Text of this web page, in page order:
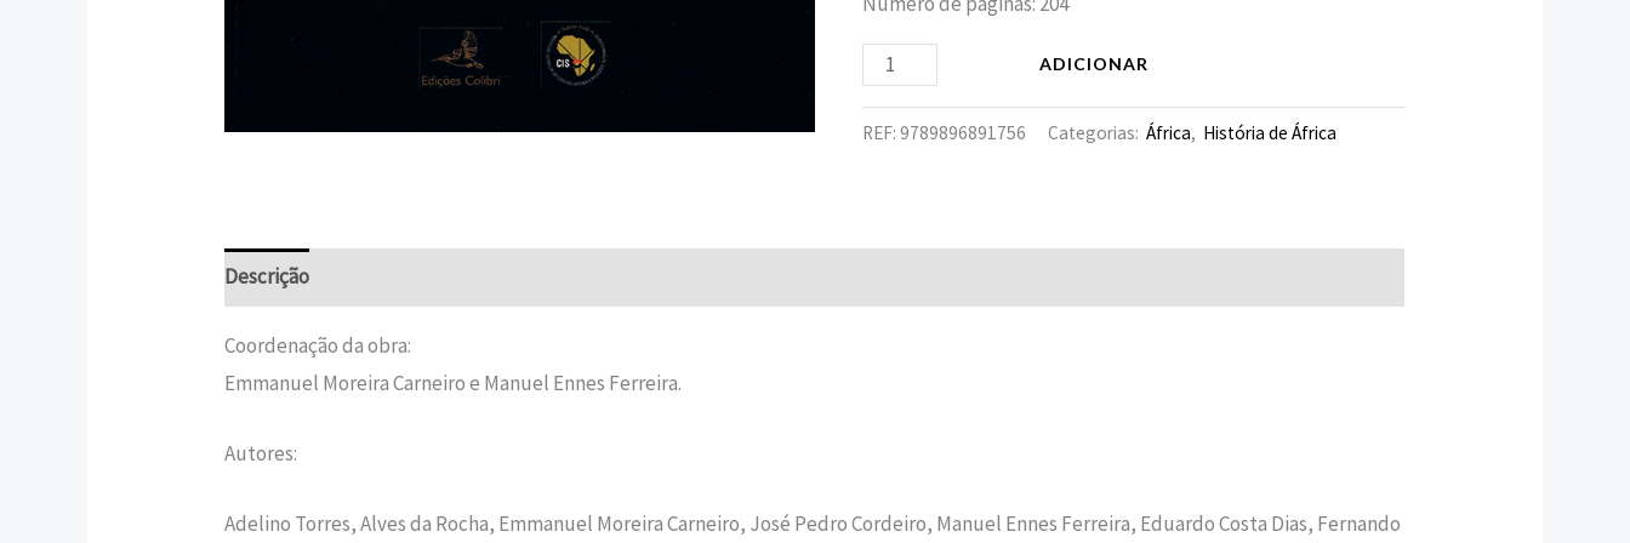
ADICIONAR
REF: 9789896891756 Categorias: África, História de África
Descrição
Coordenação da obra:
Emmanuel Moreira Carneiro e Manuel Ennes Ferreira.
Autores:
Adelino Torres, Alves da Rocha, Emmanuel Moreira Carneiro, José Pedro Cordeiro, Manuel Ennes Ferreira, Eduardo Costa Dias, Fernando